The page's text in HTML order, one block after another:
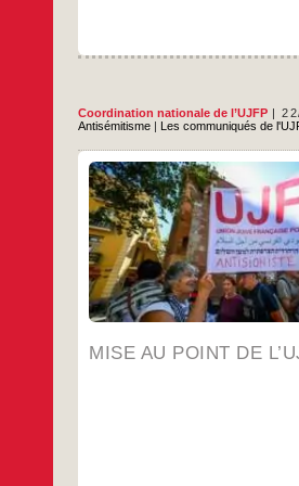
Coordination nationale de l’UJFP
Antisémitisme | Les communiqués de
MISE AU POINT DE
L’UJFP a publié le 14 juin un
ne sommes pas les auteurs
des éléments
complotiste et antisémite.
sincèrement celles et
alertés et qui, à juste titre,
pas la présence de cette
…
Mise
au
point
de